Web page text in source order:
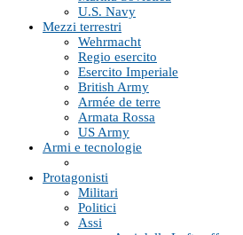
U.S. Navy
Mezzi terrestri
Wehrmacht
Regio esercito
Esercito Imperiale
British Army
Armée de terre
Armata Rossa
US Army
Armi e tecnologie
Protagonisti
Militari
Politici
Assi